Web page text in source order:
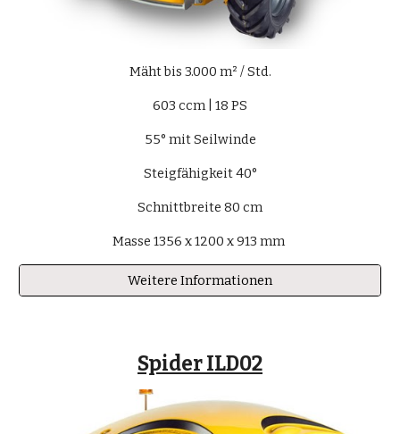
Mäht bis 3.000 m² / Std.
603 ccm | 18 PS
55° mit Seilwinde
Steigfähigkeit 40°
Schnittbreite 80 cm
Masse 1356 x 1200 x 913 mm
Weitere Informationen
Spider ILD02